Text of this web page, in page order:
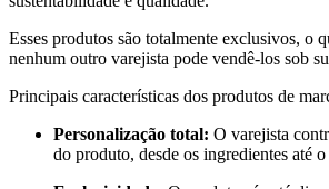
Esses produtos são totalmente exclusivos, o
nenhum outro varejista pode vendê-los sob
Principais características dos produtos de
Personalização total: O varejista
do produto, desde os ingredientes até